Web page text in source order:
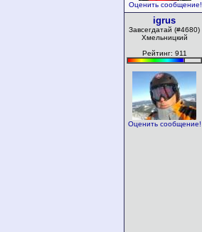
Оценить сообщение!
igrus
Завсегдатай (#4680)
Хмельницкий
Рейтинг: 911
Оценить сообщение!